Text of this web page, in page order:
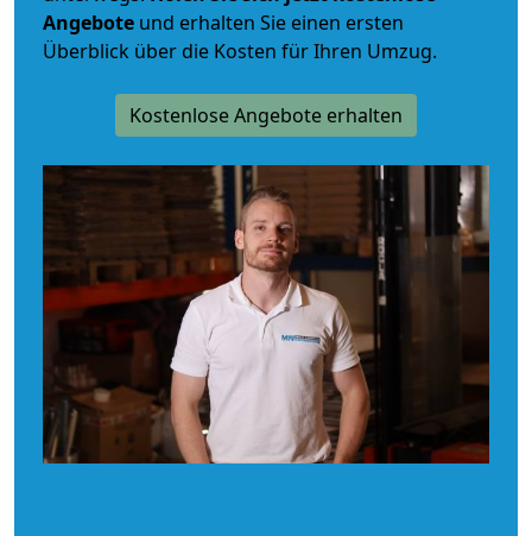
Angebote und erhalten Sie einen ersten
Überblick über die Kosten für Ihren Umzug.
Kostenlose Angebote erhalten